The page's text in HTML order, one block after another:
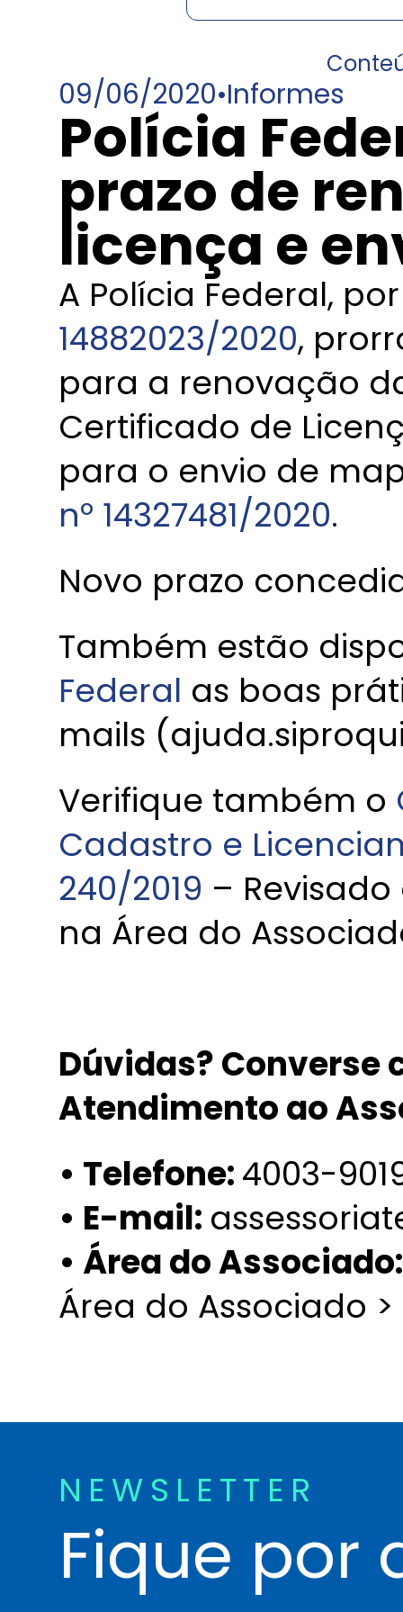
09/06/2020•Informes
Polícia
prazo de
licença e
A Polícia Federal,
14882023/2020,
para a renovação
Certificado de
para o envio de
nº 14327481/2020.
Novo prazo
Também estão
Federal as boas
mails
Verifique também o
Cadastro e
240/2019 –
na Área do
Dúvidas? Converse
Atendimento ao
• Telefone:4003-
• E-mail:
• Área do
Área do Associado
NEWSLETTER
Fique por